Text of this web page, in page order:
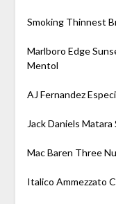
Smoking Thinnest
Marlboro Edge
Mentol
AJ Fernandez
Jack Daniels
Mac Baren Three
Italico Ammezzato